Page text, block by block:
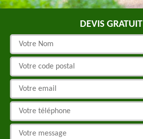
DEVIS GRATUIT